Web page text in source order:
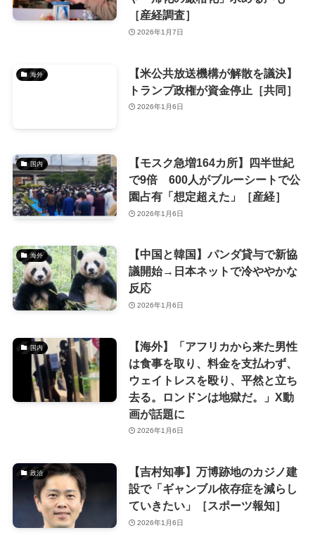
［産経調査］
2026年1月7日
海外
【米公共放送機構が解散を議決】
トランプ政権が資金停止［共同］
2026年1月6日
国内
【モスク急増164カ所】四半世紀
で9倍 600人がブルーシートで公
園占有「想定超えた」［産経］
2026年1月6日
海外
【中国と韓国】パンダ貸与で新協
議開始→日本ネットで冷ややかな
反応
2026年1月6日
国内
【海外】「アフリカから来た男性
は食事を取り、料金を支払わず、
ウェイトレスを殴り、平然と立ち
去る。ロンドンは地獄だ。」X動
画が話題に
2026年1月6日
政治
【吉村知事】万博跡地のカジノ建
設で「ギャンブル依存症を減らし
ていきたい」［スポーツ報知］
2026年1月6日